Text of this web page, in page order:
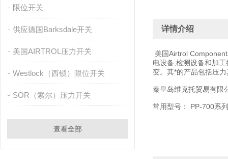
限位开关
供应德国Barksdale开关
美国AIRTROL压力开关
Westlock（西锁）限位开关
SOR（索尔）压力开关
查看全部
详情介绍
美国Airtrol
电设备,检测设备和加
变。其*的产品包括压
秦皇岛维克托贸易有限
常用型号： PP-700系